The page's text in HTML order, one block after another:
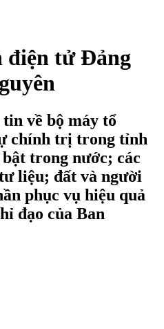
điện tử Đảng
về bộ máy tổ
chính trị trong tỉnh
trong nước; các
liệu; đất và người
phục vụ hiệu quả
đạo của Ban